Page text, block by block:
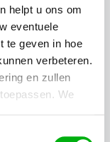
helpt u ons om
eventuele
te geven in hoe
verbeteren.
en zullen
We